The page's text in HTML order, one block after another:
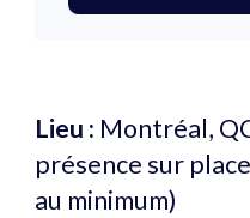
Lieu : Montréal,
présence sur
au minimum)